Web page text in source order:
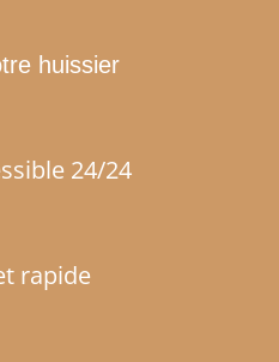
huissier
24/24
rapide